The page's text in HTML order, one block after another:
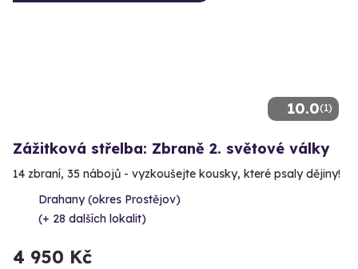
10.0(1)
Zážitková střelba: Zbraně 2. světové války
14 zbraní, 35 nábojů - vyzkoušejte kousky, které psaly dějiny!
Drahany (okres Prostějov)
(+ 28 dalších lokalit)
4 950 Kč